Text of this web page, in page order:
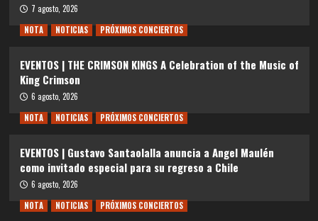
7 agosto, 2026
NOTA
NOTICIAS PRÓXIMOS CONCIERTOS
EVENTOS | THE CRIMSON KINGS A Celebration of the Music of
King Crimson
6 agosto, 2026
NOTA
NOTICIAS PRÓXIMOS CONCIERTOS
EVENTOS | Gustavo Santaolalla anuncia a Angel Maulén
como invitado especial para su regreso a Chile
6 agosto, 2026
NOTA
NOTICIAS PRÓXIMOS CONCIERTOS